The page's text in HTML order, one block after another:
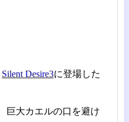
Silent Desire3に登場した
巨大カエルの口を避け